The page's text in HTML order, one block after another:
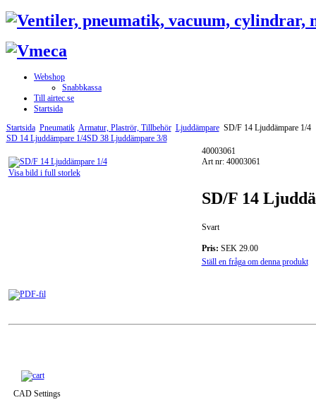
Webshop
Snabbkassa
Till airtec.se
Startsida
Startsida Pneumatik Armatur, Plaströr, Tillbehör Ljuddämpare SD/F 14 Ljuddämpare 1/4
SD 14 Ljuddämpare 1/4SD 38 Ljuddämpare 3/8
Visa bild i full storlek
40003061
Art nr: 40003061
SD/F 14
Svart
Pris: SEK 29.00
Ställ en fråga om denna produkt
CAD Settings